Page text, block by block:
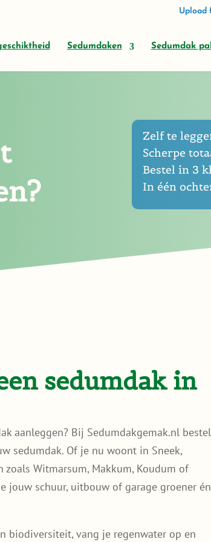
Upload
Sedumdaken Sedumdak
Zelf te
Scherpe
Bestel in 3
In één
sedumdak in
aanleggen? Bij Sedumdakgemak.nl
sedumdak. Of je nu woont in Sneek,
zoals Witmarsum, Makkum, Koudum of
jouw schuur, uitbouw of garage groener én
biodiversiteit, vang je regenwater op en